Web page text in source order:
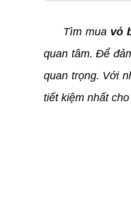
Tìm mua vỏ
quan tâm. Để
quan trọng. Với
tiết kiệm nhất